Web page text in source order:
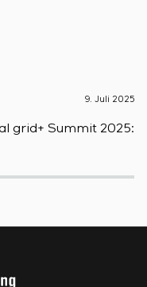
9. Juli 2025
grid+ Summit 2025: